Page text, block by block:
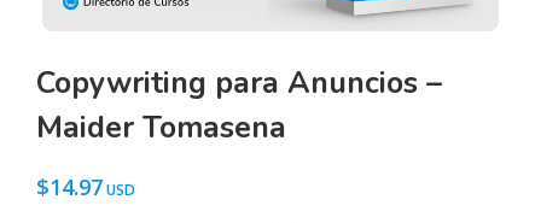
Copywriting para Anuncios –
Maider Tomasena
$14.97